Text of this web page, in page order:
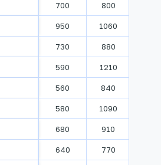
700 800
950 1060
730 880
590 1210
560 840
580 1090
680 910
640 770